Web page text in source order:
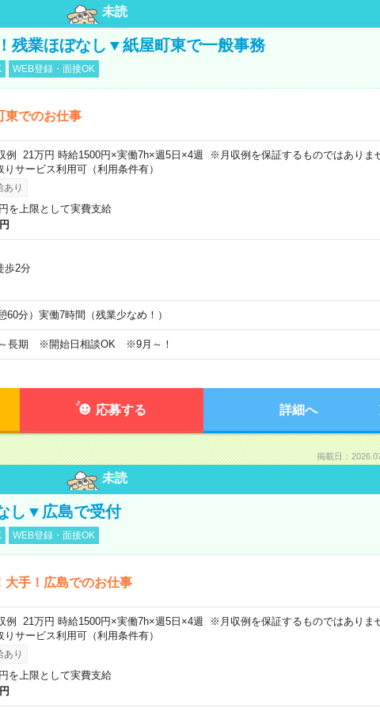
未読
残業ほぼなし▼紙屋町東で一般事務
WEB登録・面接OK
東でのお仕事
21万円 時給1500円×実働7h×週5日×4週 ※月収例を保証するものではありま
サービス利用可（利用条件有）
あり
を上限として実費支給
歩2分
60分）実働7時間（残業少なめ！）
～長期 ※開始日相談OK ※9月～！
応募する 詳細へ
掲載日：
未読
し▼広島で受付
WEB登録・面接OK
大手！広島でのお仕事
21万円 時給1500円×実働7h×週5日×4週 ※月収例を保証するものではありま
サービス利用可（利用条件有）
あり
を上限として実費支給